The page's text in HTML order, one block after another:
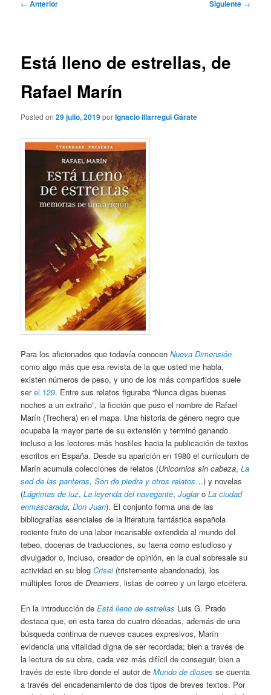
← Anterior Siguiente →
Está lleno de estrellas, de
Rafael Marín
Posted on29 julio, 2019porIgnacio Illarregui Gárate
Para los aficionados que todavía conocenNueva Dimensión
como algo más que esa revista de la que usted me habla,
existen números de peso, y uno de los más compartidos suele
serel 129. Entre sus relatos figuraba “Nunca digas buenas
noches a un extraño”, la ficción que puso el nombre de Rafael
Marín (Trechera) en el mapa. Una historia de género negro que
ocupaba la mayor parte de su extensión y terminó ganando
incluso a los lectores más hostiles hacia la publicación de textos
escritos en España. Desde su aparición en 1980 el currículum de
Marín acumula colecciones de relatos (Unicornios sin cabeza,La
sed de las panteras,Son de piedra y otros relatos…) y novelas
(Lágrimas de luz,La leyenda del navegante,JuglaroLa ciudad
enmascarada,Don Juan). El conjunto forma una de las
bibliografías esenciales de la literatura fantástica española
reciente fruto de una labor incansable extendida al mundo del
tebeo, docenas de traducciones, su faena como estudioso y
divulgador o, incluso, creador de opinión, en la cual sobresale su
actividad en su blogCrisei(tristemente abandonado), los
múltiples foros deDreamers, listas de correo y un largo etcétera.
En la introducción deEstá lleno de estrellas Luis G. Prado
destaca que, en esta tarea de cuatro décadas, además de una
búsqueda continua de nuevos cauces expresivos, Marín
evidencia una vitalidad digna de ser recordada; bien a través de
la lectura de su obra, cada vez más difícil de conseguir, bien a
través de este libro donde el autor deMundo de dioses se cuenta
a través del encadenamiento de dos tipos de breves textos. Por